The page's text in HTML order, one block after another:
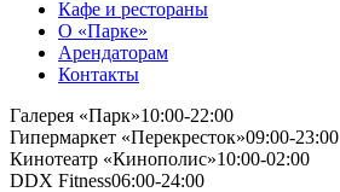
Кафе и рестораны
О «Парке»
Арендаторам
Контакты
Галерея «Парк»10:00-22:00
Гипермаркет «Перекресток»09:00-23:00
Кинотеатр «Кинополис»10:00-02:00
DDX Fitness06:00-24:00